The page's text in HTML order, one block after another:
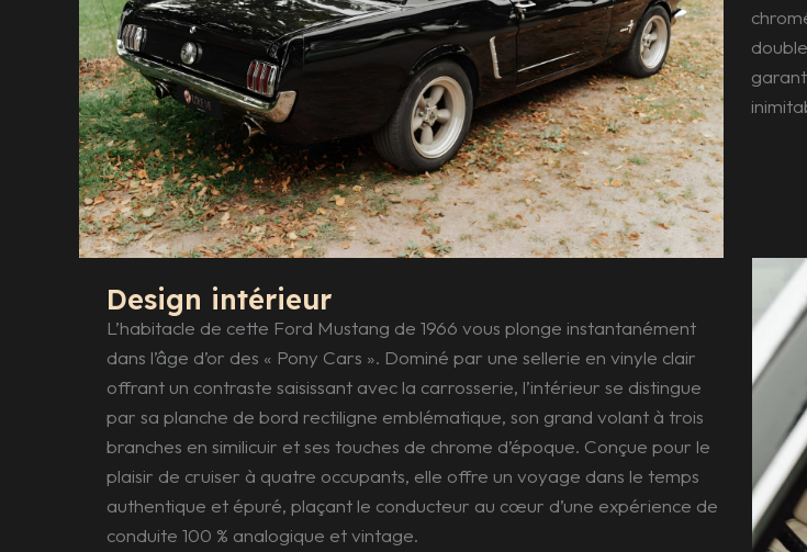
Design intérieur
L’habitacle de cette Ford Mustang de 1966 vous plonge instantanément
dans l’âge d’or des « Pony Cars ». Dominé par une sellerie en vinyle clair
offrant un contraste saisissant avec la carrosserie, l’intérieur se distingue
par sa planche de bord rectiligne emblématique, son grand volant à trois
branches en similicuir et ses touches de chrome d’époque. Conçue pour le
plaisir de cruiser à quatre occupants, elle offre un voyage dans le temps
authentique et épuré, plaçant le conducteur au cœur d’une expérience de
conduite 100 % analogique et vintage.